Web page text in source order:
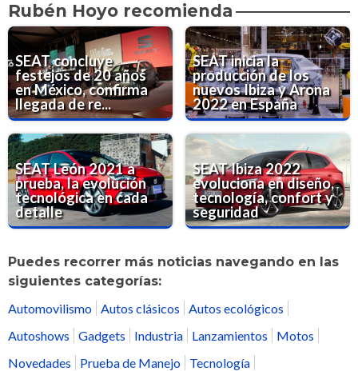
Rubén Hoyo recomienda
SEAT concluye
festejos de 20 años
en México, confirma
llegada de re...
SEAT inicia la
producción de los
nuevos Ibiza y Arona
2022 en España
SEAT León 2021 a
prueba, la evolución
tecnológica en cada
detalle
SEAT Ibiza 2022
evoluciona en diseño,
tecnología, confort y
seguridad
Puedes recorrer más noticias navegando en las
siguientes categorías:
Automovilismo
Autos clásicos
Autos ecológicos
Autoshows
Gadgets Industria Lanzamientos
Motos
Novedades
Prueba de Manejo
Tecnología